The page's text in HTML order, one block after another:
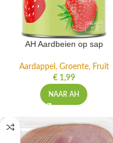
AH Aardbeien op sap
Aardappel, Groente, Fruit
€1,99
NAAR AH